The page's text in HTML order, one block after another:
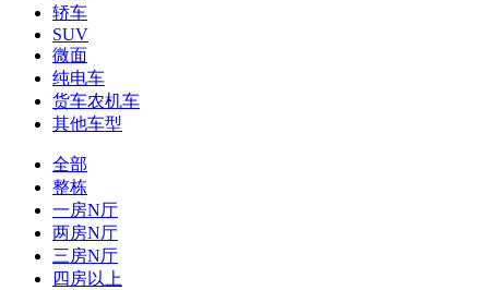
轿车
SUV
微面
纯电车
货车农机车
其他车型
全部
整栋
一房N厅
两房N厅
三房N厅
四房以上